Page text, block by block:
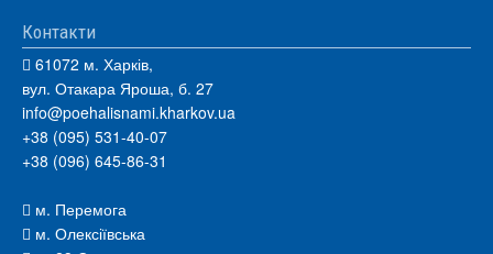
Контакти
61072 м. Харків,
вул. Отакара Яроша, б. 27
info@poehalisnami.kharkov.ua
+38 (095) 531-40-07
+38 (096) 645-86-31
м. Перемога
м. Олексіївська